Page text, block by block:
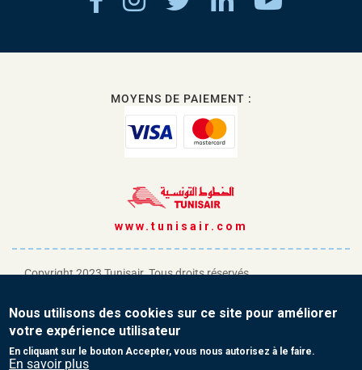
MOYENS DE PAIEMENT :
www.tunisair.com
Copyright 2023 Tunisair. Tous droits réservés
Conditions générales de Vente
Protection de vos données personnelles
Nous utilisons des cookies sur ce site pour améliorer
votre expérience utilisateur
En cliquant sur le bouton Accepter, vous nous autorisez à le faire.
En savoir plus